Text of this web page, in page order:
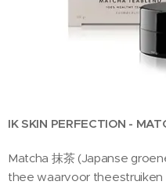
IK SKIN PERFECTION -
Matcha 抹茶 (Japanse
thee waarvoor